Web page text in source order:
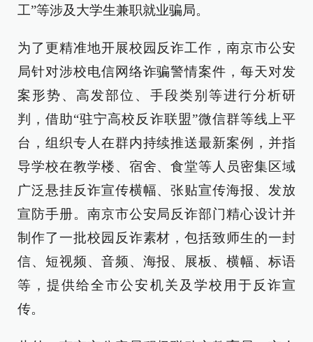
工”等涉及大学生兼职就业骗局。
为了更精准地开展校园反诈工作，南京市公安
局针对涉校电信网络诈骗警情案件，每天对发
案形势、高发部位、手段类别等进行分析研
判，借助“驻宁高校反诈联盟”微信群等线上平
台，组织专人在群内持续推送最新案例，并指
导学校在教学楼、宿舍、食堂等人员密集区域
广泛悬挂反诈宣传横幅、张贴宣传海报、发放
宣防手册。南京市公安局反诈部门精心设计并
制作了一批校园反诈素材，包括致师生的一封
信、短视频、音频、海报、展板、横幅、标语
等，提供给全市公安机关及学校用于反诈宣
传。